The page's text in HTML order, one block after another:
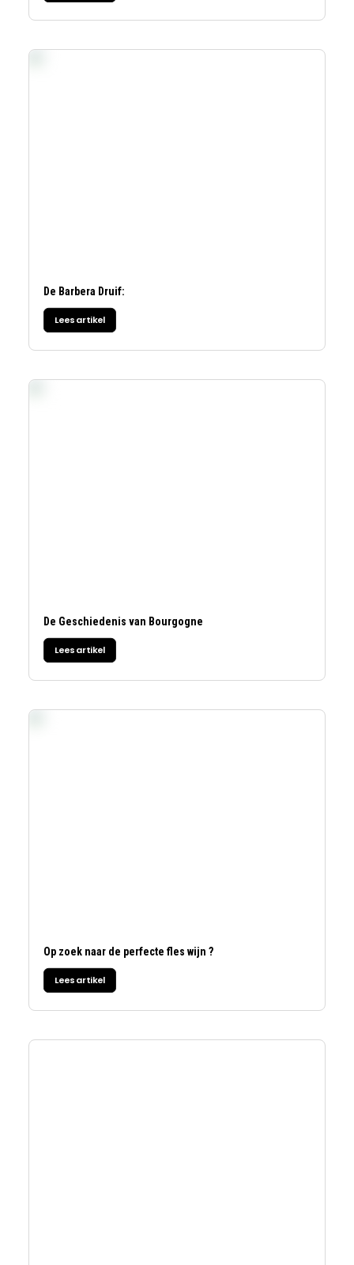
De Barbera Druif:
Lees artikel
De Geschiedenis van Bourgogne
Lees artikel
Op zoek naar de perfecte fles wijn ?
Lees artikel